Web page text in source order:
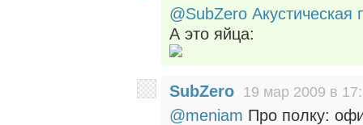
@SubZero Акустическая
А это яйца:
SubZero 19 мар 2009 в
@meniam Про полку: